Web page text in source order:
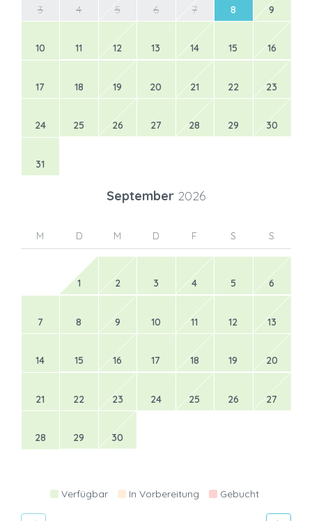
3 4 5 6 7 8 9
10 11 12 13 14 15 16
17 18 19 20 21 22 23
24 25 26 27 28 29 30
31
September 2026
M D M D F S S
1 2 3 4 5 6
7 8 9 10 11 12 13
14 15 16 17 18 19 20
21 22 23 24 25 26 27
28 29 30
Verfügbar In Vorbereitung Gebucht